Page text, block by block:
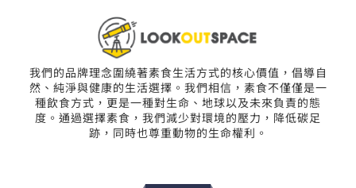
我們的品牌理念圍繞著素食生活方式的核心價值，倡導自
然、純淨與健康的生活選擇。我們相信，素食不僅僅是一
種飲食方式，更是一種對生命、地球以及未來負責的態
度。通過選擇素食，我們減少對環境的壓力，降低碳足
跡，同時也尊重動物的生命權利。